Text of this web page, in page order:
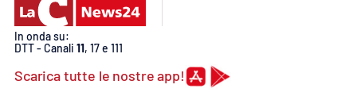
LA
CALABRIAVISIONE
Destinazioni
In onda su:
DTT - Canali 11, 17 e 111
Scarica tutte le nostre app!